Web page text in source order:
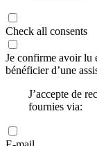
Check all consents
Je confirme avoir lu
bénéficier d’une
J’accepte de
fournies via: